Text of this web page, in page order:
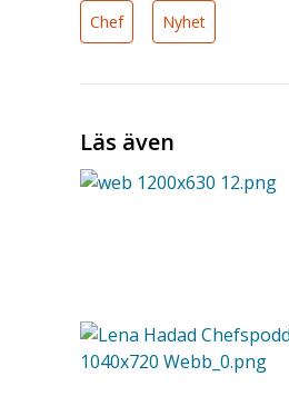
Chef Nyhet
Läs även